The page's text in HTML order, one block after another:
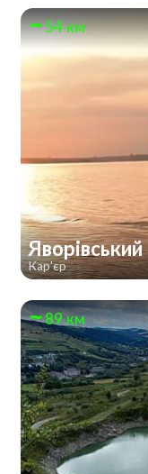
54 км
Яворівський
Кар'єр
89 км